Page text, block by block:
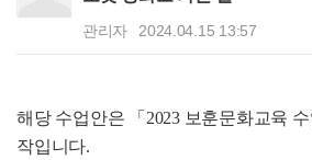
관리자 2024.04.15 13:57
해당 수업안은 「2023 보훈문화교육
작입니다.